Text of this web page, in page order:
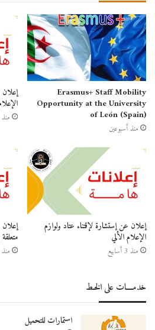
Erasmus+ Staff Mobility
Opportunity at the University
of León (Spain)
منذ أسبوعين
منذ 3 أسابيع
إعلان عن إستشارة لإقتناء عتاد ولوازم
الإعلام الألي
منذ 3 أسابيع
إعلان
منذ 3 أسابيع
خدمــــات على الخـط
استمارات للتحميل